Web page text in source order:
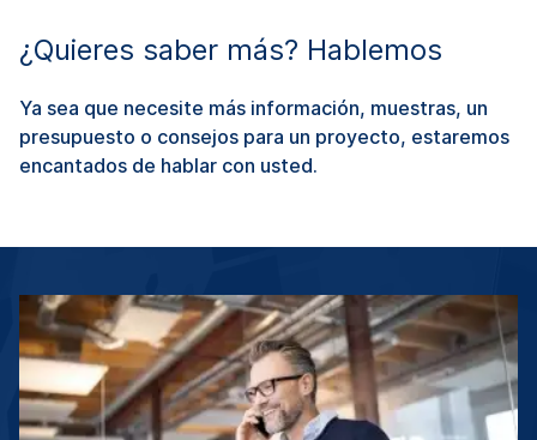
¿Quieres saber más? Hablemos
Ya sea que necesite más información, muestras, un
presupuesto o consejos para un proyecto, estaremos
encantados de hablar con usted.